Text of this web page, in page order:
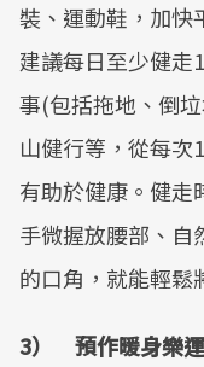
裝、運動鞋，加快
建議每日至少健走
事(包括拖地、倒
山健行等，從每次
有助於健康。健走
手微握放腰部、自
的口角，就能輕鬆
3） 預作暖身樂